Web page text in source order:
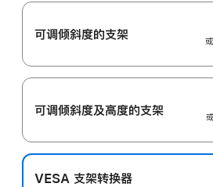
可调倾斜度的支架
可调倾斜度及高‍度的支‍架
VESA 支架转换器